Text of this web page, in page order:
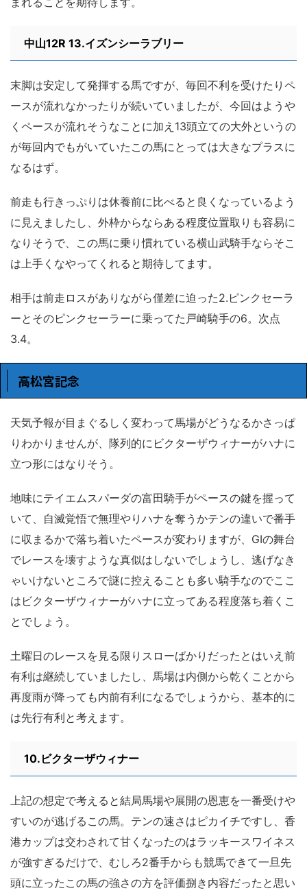
中山12R 13.イズンシーラブリー
末脚は安定して発揮する馬ですが、毎回不利を受けたりペ
ースが流れなかったりが続いていましたが、今回はようや
くペースが流れそうなことに加え13頭立ての大外というの
が毎回内でもがいていたこの馬にとっては大きなプラスに
なるはず。
前走も行きっぷりは休養前に比べると良くなっているよう
に見えましたし、外枠からならある程度位置取りも容易に
なりそうで、この馬に乗り慣れている横山武騎手ならそこ
は上手くなやってくれると期待してます。
相手は前走ロスがありながら僅差に迫った2.ピンクセーラ
ーとそのピンクセーラーに乗ってた戸崎騎手の6。次点
3.4。
高松宮記念
天気予報が目まぐるしく変わって馬場がどうなるかさっぱ
りわかりませんが、隊列的にビクターザウィナーがハナに
立つ形にはなりそう。
地味にテイエムスパーダの富田騎手がペースの鍵を握って
いて、自滅覚悟で無理やりハナを奪うかテンの違いで番手
に収まるかで落ち着いたペースが変わりますが、GⅠの舞台
でレースを壊すような真似はしないでしょうし、逃げなき
ゃいけないところで謎に控えることも多い騎手なのでここ
はビクターザウィナーがハナに立ってある程度落ち着くこ
とでしょう。
土曜日のレースを見る限りスローばかりだったとはいえ前
有利は継続していましたし、馬場は内側から乾くことから
再度雨が降っても内前有利になるでしょうから、基本的に
は先行有利と考えます。
10.ビクターザウィナー
上記の想定で考えると結局馬場や展開の恩恵を一番受けや
すいのが逃げるこの馬。テンの速さはピカイチですし、香
港カップは交わされて甘くなったのはラッキースワイネス
が強すぎるだけで、むしろ2番手からも競馬できて一旦先
頭に立ったこの馬の強さの方を評価捌き内容だったと思い